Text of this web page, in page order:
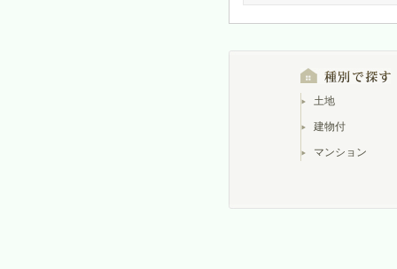
土地
建物付
マンション